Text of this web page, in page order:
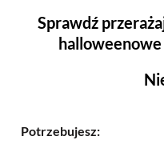
Sprawdź
Potrzebujesz: